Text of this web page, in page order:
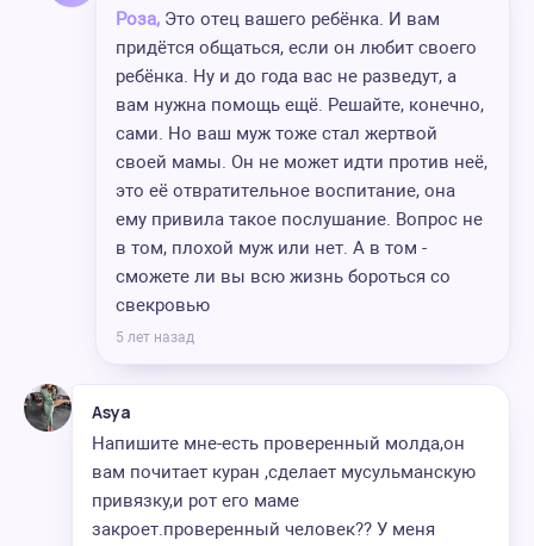
Роза, Это отец вашего ребёнка. И вам
придётся общаться, если он любит своего
ребёнка. Ну и до года вас не разведут, а
вам нужна помощь ещё. Решайте, конечно,
сами. Но ваш муж тоже стал жертвой
своей мамы. Он не может идти против неё,
это её отвратительное воспитание, она
ему привила такое послушание. Вопрос не
в том, плохой муж или нет. А в том -
сможете ли вы всю жизнь бороться со
свекровью
5 лет назад
Asya
Напишите мне-есть проверенный молда,он
вам почитает куран ,сделает мусульманскую
привязку,и рот его маме
закроет.проверенный человек?? У меня